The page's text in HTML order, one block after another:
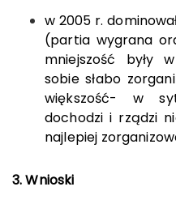
w 2005 r.
(partia wygrana
mniejszość były
sobie słabo
większość- w
dochodzi i rządzi
najlepiej
3.Wnioski